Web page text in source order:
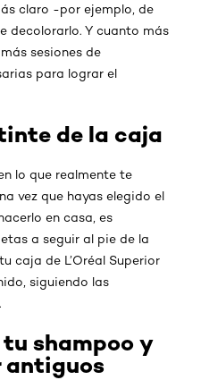
claro -por ejemplo, de
decolorarlo. Y cuanto más
sesiones de
para lograr el
de la caja
lo que realmente te
vez que hayas elegido el
en casa, es
a seguir al pie de la
caja de L’Oréal Superior
siguiendo las
shampoo y
antiguos